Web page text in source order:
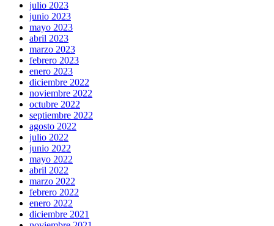
julio 2023
junio 2023
mayo 2023
abril 2023
marzo 2023
febrero 2023
enero 2023
diciembre 2022
noviembre 2022
octubre 2022
septiembre 2022
agosto 2022
julio 2022
junio 2022
mayo 2022
abril 2022
marzo 2022
febrero 2022
enero 2022
diciembre 2021